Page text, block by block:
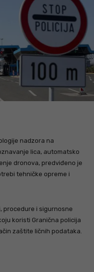
nadzora na
lica, automatsko
dronova, predviđeno je
tehničke opreme i
procedure i sigurnosne
koristi Granična policija
zaštite ličnih podataka.